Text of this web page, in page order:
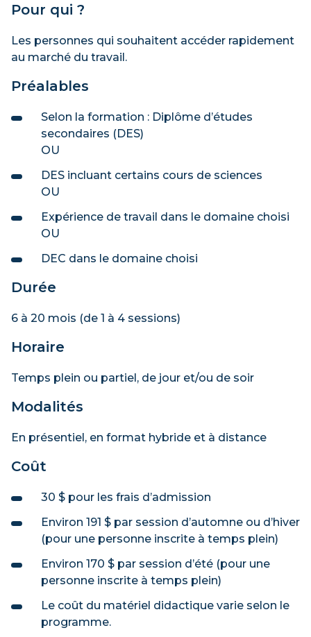
Pour qui ?
Les personnes qui souhaitent accéder rapidement
au marché du travail.
Préalables
Selon la formation : Diplôme d’études
secondaires (DES)
OU
DES incluant certains cours de sciences
OU
Expérience de travail dans le domaine choisi
OU
DEC dans le domaine choisi
Durée
6 à 20 mois (de 1 à 4 sessions)
Horaire
Temps plein ou partiel, de jour et/ou de soir
Modalités
En présentiel, en format hybride et à distance
Coût
30 $ pour les frais d’admission
Environ 191 $ par session d’automne ou d’hiver
(pour une personne inscrite à temps plein)
Environ 170 $ par session d’été (pour une
personne inscrite à temps plein)
Le coût du matériel didactique varie selon le
programme.